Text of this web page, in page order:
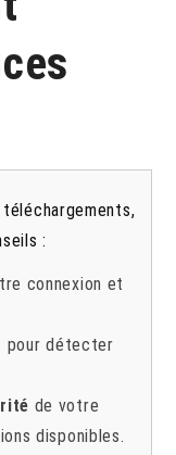
:
connexion et
pour détecter
de votre
disponibles.